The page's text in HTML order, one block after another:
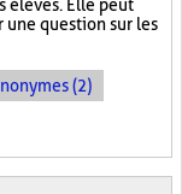
élèves. Elle peut
une question sur les
(2)